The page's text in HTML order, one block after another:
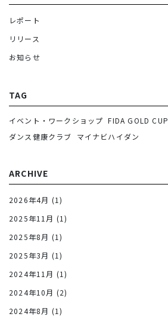
レポート
リリース
お知らせ
TAG
イベント・ワークショップ FIDA GOLD CUP
ダンス健康クラブ
マイナビハイダン
ARCHIVE
2026年4月 (1)
2025年11月 (1)
2025年8月 (1)
2025年3月 (1)
2024年11月 (1)
2024年10月 (2)
2024年8月 (1)